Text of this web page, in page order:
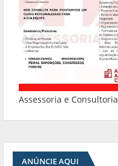
Assessoria e Consultoria
ANÚNCIE AQUI